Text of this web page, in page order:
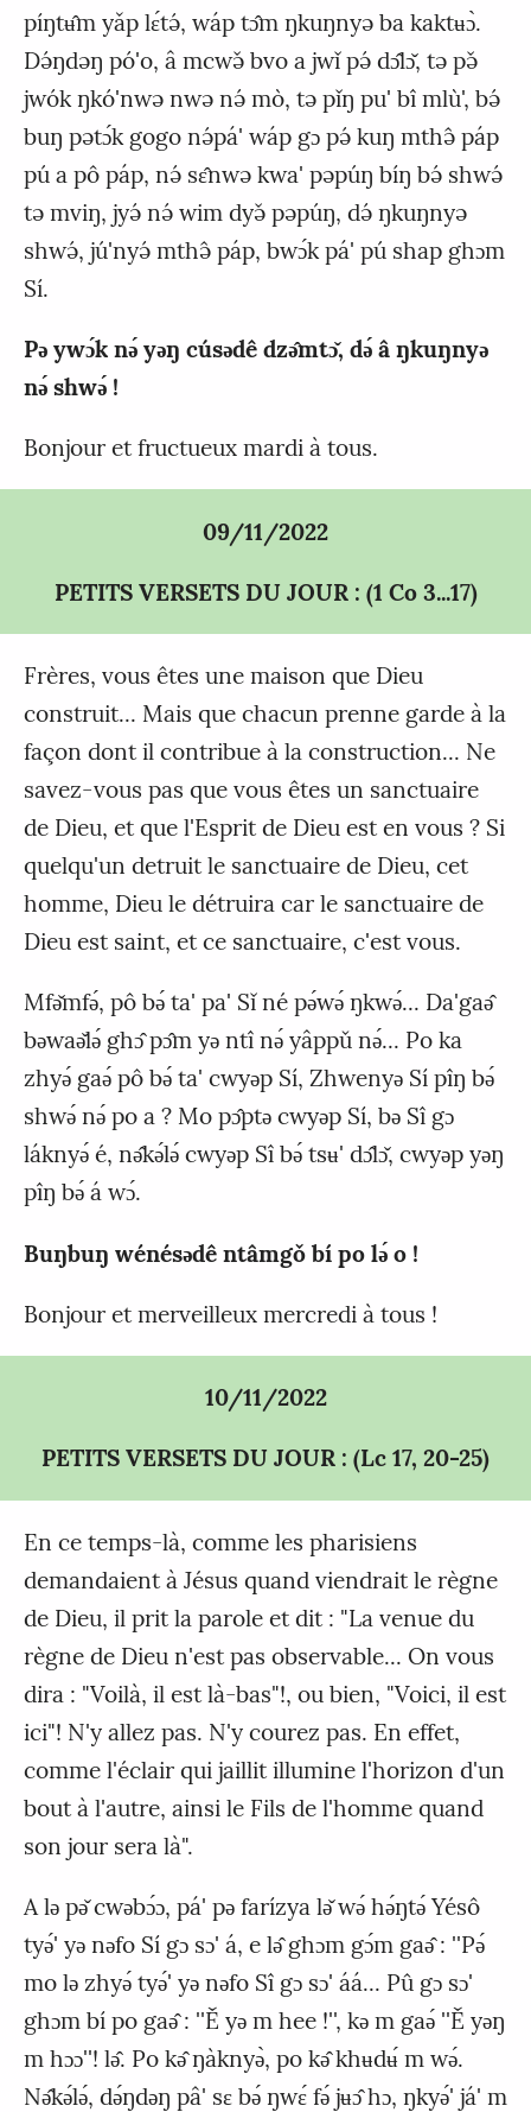
píŋtʉ̂m yǎp lɛ́tə́, wáp tɔ̂m ŋkuŋnyə ba kaktʉɔ̀.
Də́ŋdəŋ pó'o, â mcwə̌ bvo a jwǐ pə́ dɔ̂lɔ̌, tə pə̌
jwók ŋkó'nwə nwə nə́ mò, tə pǐŋ pu' bî mlù', bə́
buŋ pətɔ́k gogo nə́pá' wáp gɔ pə́ kuŋ mthə̂ páp
pú a pô páp, nə́ sɛ̂nwə kwa' pəpúŋ bíŋ bə́ shwə́
tə mviŋ, jyə́ nə́ wim dyə̌ pəpúŋ, də́ ŋkuŋnyə
shwə́, jú'nyə́ mthə̂ páp, bwɔ́k pá' pú shap ghɔm
Sí.
Pǝ ywɔ́k nǝ́ yǝŋ cúsǝdê dzǝ̂mtɔ̌, dǝ́ â ŋkuŋnyǝ
nǝ́ shwǝ́ !
Bonjour et fructueux mardi à tous.
09/11/2022
PETITS VERSETS DU JOUR : (1 Co 3...17)
Frères, vous êtes une maison que Dieu
construit... Mais que chacun prenne garde à la
façon dont il contribue à la construction... Ne
savez-vous pas que vous êtes un sanctuaire
de Dieu, et que l'Esprit de Dieu est en vous ? Si
quelqu'un detruit le sanctuaire de Dieu, cet
homme, Dieu le détruira car le sanctuaire de
Dieu est saint, et ce sanctuaire, c'est vous.
Mfǝ̌mfǝ́, pô bǝ́ ta' pa' Sǐ né pǝ́wǝ́ ŋkwǝ́... Da'gaǝ̂
bǝwaǝ̌lǝ́ ghɔ̂ pɔ̂m yǝ ntî nǝ́ yâppǔ nǝ́... Po ka
zhyǝ́ gaǝ́ pô bǝ́ ta' cwyǝp Sí, Zhwenyǝ Sí pîŋ bǝ́
shwǝ́ nǝ́ po a ? Mo pɔ̂ptǝ cwyǝp Sí, bǝ Sî gɔ
láknyǝ́ é, nǝ̂kǝ́lǝ́ cwyǝp Sî bǝ́ tsʉ' dɔ̂lɔ̌, cwyǝp yǝŋ
pîŋ bǝ́ á wɔ́.
Buŋbuŋ wénésǝdê ntâmgǒ bí po lǝ́ o !
Bonjour et merveilleux mercredi à tous !
10/11/2022
PETITS VERSETS DU JOUR : (Lc 17, 20-25)
En ce temps-là, comme les pharisiens
demandaient à Jésus quand viendrait le règne
de Dieu, il prit la parole et dit : "La venue du
règne de Dieu n'est pas observable... On vous
dira : "Voilà, il est là-bas"!, ou bien, "Voici, il est
ici"! N'y allez pas. N'y courez pas. En effet,
comme l'éclair qui jaillit illumine l'horizon d'un
bout à l'autre, ainsi le Fils de l'homme quand
son jour sera là".
A lǝ pǝ̌ cwǝbɔ́ɔ, pá' pǝ farízya lǝ̌ wǝ́ hǝ́ŋtǝ́ Yésô
tyǝ́' yǝ nǝfo Sí gɔ sɔ' á, e lǝ̂ ghɔm gɔ́m gaǝ̂ : ''Pǝ́
mo lǝ zhyǝ́ tyǝ́' yǝ nǝfo Sî gɔ sɔ' áá... Pû gɔ sɔ'
ghɔm bí po gaǝ̂ : ''Ě yǝ m hee !'', kǝ m gaǝ́ ''Ě yǝŋ
m hɔɔ''! lǝ̂. Po kǝ̂ ŋàknyǝ̀, po kǝ̂ khʉdʉ́ m wǝ́.
Nǝ̂kǝ́lǝ́, dǝ́ŋdǝŋ pâ' sɛ bǝ́ ŋwɛ́ fǝ́ jʉɔ̂ hɔ, ŋkyǝ́' já' m